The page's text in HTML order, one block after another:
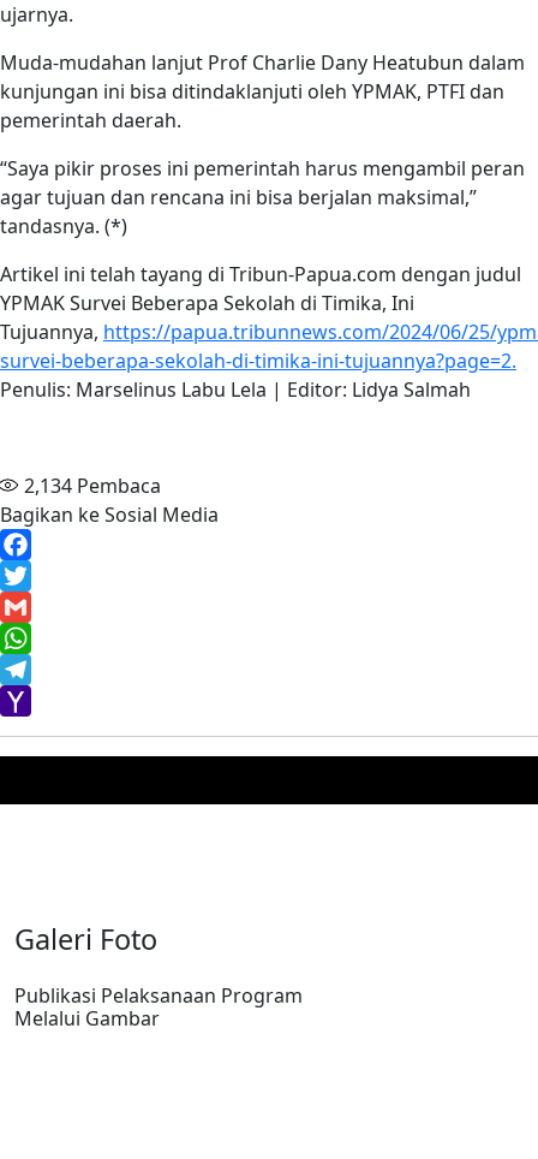
ujarnya.
Muda-mudahan lanjut Prof Charlie Dany Heatubun dalam
kunjungan ini bisa ditindaklanjuti oleh YPMAK, PTFI dan
pemerintah daerah.
“Saya pikir proses ini pemerintah harus mengambil peran
agar tujuan dan rencana ini bisa berjalan maksimal,”
tandasnya. (*)
Artikel ini telah tayang di Tribun-Papua.com dengan judul
YPMAK Survei Beberapa Sekolah di Timika, Ini
Tujuannya, https://papua.tribunnews.com/2024/06/25/
survei-beberapa-sekolah-di-timika-ini-tujuannya?page=2.
Penulis: Marselinus Labu Lela | Editor: Lidya Salmah
2,134 Pembaca
Bagikan ke Sosial Media
Facebook
Twitter
Gmail
WhatsApp
Telegram
Yahoo
Mail
Galeri Foto
Publikasi Pelaksanaan Program
Melalui Gambar